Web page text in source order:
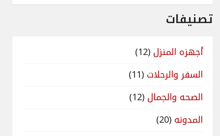
تصنيفات
أجهزه المنزل (12)
السفر والرحلات (11)
الصحه والجمال (12)
المدونه (20)